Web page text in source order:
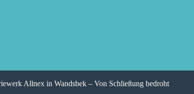
Allnex in Wandsbek – Von Schließung bedroht